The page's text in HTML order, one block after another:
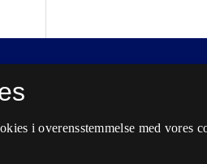
i overensstemmelse med vores